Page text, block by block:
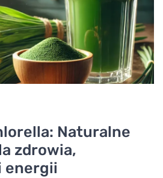
Naturalne
zdrowia,
energii